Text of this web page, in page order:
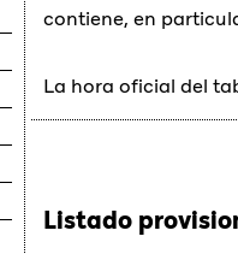
contiene, en
La hora oficial del
Listado